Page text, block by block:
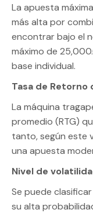
La apuesta
más alta por
encontrar bajo el
máximo de
base individual.
Tasa de Retorno
La máquina
promedio (RTG)
tanto, según este
una apuesta
Nivel de
Se puede
su alta